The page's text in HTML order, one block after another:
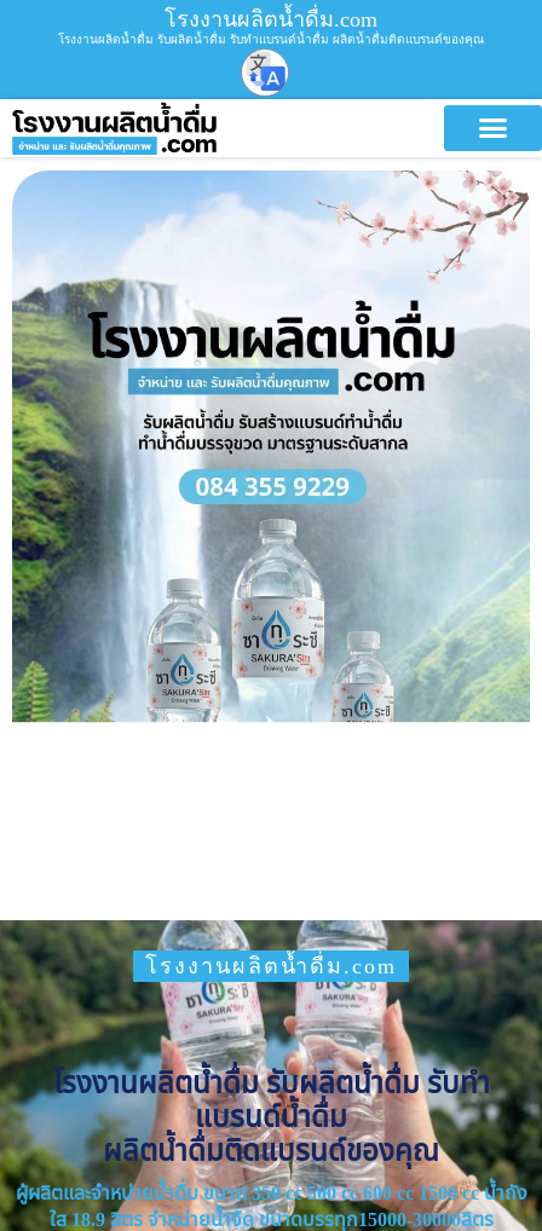
โรงงานผลิตน้ำดื่ม.com
โรงงานผลิตน้ำดื่ม รับผลิตน้ำดื่ม รับทำแบรนด์น้ำดื่ม ผลิตน้ำดื่มติดแบรนด์ของคุณ
โรงงานผลิตน้ำดื่ม.com
โรงงานผลิตน้ำดื่ม รับผลิตน้ำดื่ม รับทำ
แบรนด์น้ำดื่ม
ผลิตน้ำดื่มติดแบรนด์ของคุณ
ผู้ผลิตและจำหน่ายน้ำดื่ม ขนาด 350 cc 500 cc 600 cc 1500 cc น้ำถัง
ใส 18.9 ลิตร จำหน่ายน้ำจืด ขนาดบรรทุก15000-30000ลิตร